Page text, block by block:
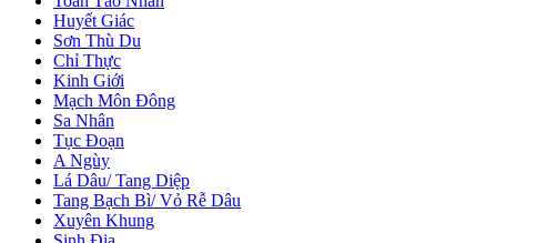
Huyết Giác
Sơn Thù Du
Chỉ Thực
Kinh Giới
Mạch Môn Đông
Sa Nhân
Tục Đoạn
A Ngùy
Lá Dâu/ Tang Diệp
Tang Bạch Bì/ Vỏ Rễ Dâu
Xuyên Khung